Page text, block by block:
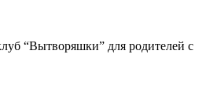
“Вытворяшки” для родителей с